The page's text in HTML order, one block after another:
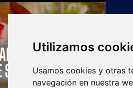
Utilizamos
Usamos cookies y otras
navegación en nuestra